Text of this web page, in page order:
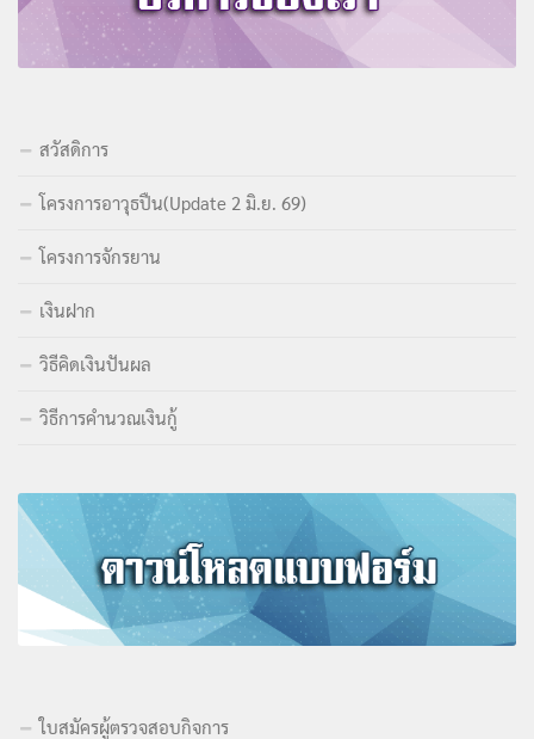
สวัสดิการ
โครงการอาวุธปืน(Update 2 มิ.ย. 69)
โครงการจักรยาน
เงินฝาก
วิธีคิดเงินปันผล
วิธีการคำนวณเงินกู้
ใบสมัครผู้ตรวจสอบกิจการ